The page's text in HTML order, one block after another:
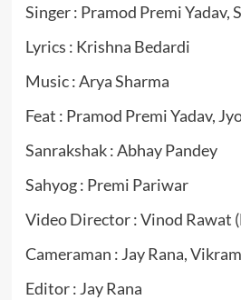
Singer : Pramod Premi Yadav,
Lyrics : Krishna Bedardi
Music : Arya Sharma
Feat : Pramod Premi Yadav,
Sanrakshak : Abhay Pandey
Sahyog : Premi Pariwar
Video Director : Vinod Rawat
Cameraman : Jay Rana,
Editor : Jay Rana